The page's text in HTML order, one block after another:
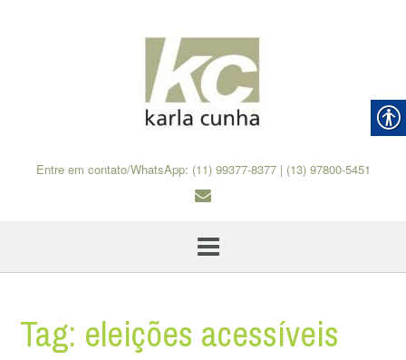
Entre em contato/WhatsApp: (11) 99377-8377 | (13) 97800-5451
Tag: eleições acessíveis